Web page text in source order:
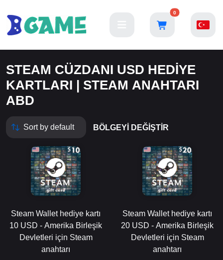
0
STEAM CÜZDANI USD HEDIYE
KARTLARI | STEAM ANAHTARI
ABD
BÖLGEYI DEĞIŞTIR
Steam Wallet hediye kartı
10 USD - Amerika Birleşik
Devletleri için Steam
anahtarı
Steam Wallet hediye kartı
20 USD - Amerika Birleşik
Devletleri için Steam
anahtarı